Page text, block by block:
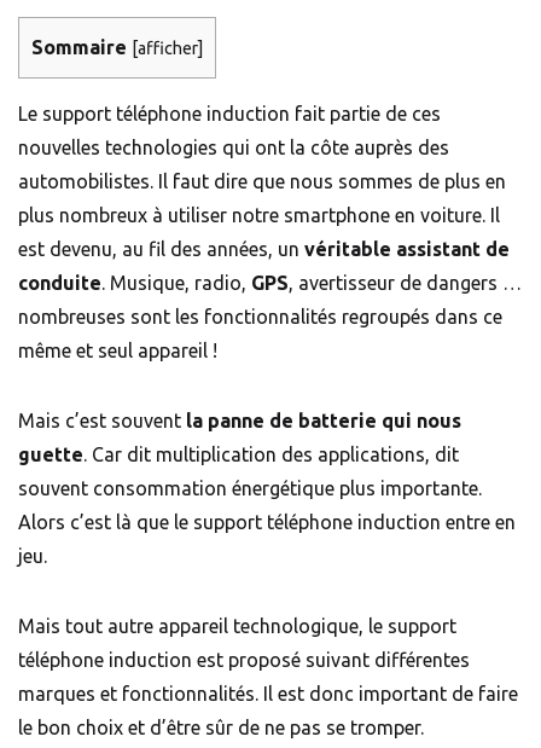
Sommaire [afficher]
Le support téléphone induction fait partie de ces
nouvelles technologies qui ont la côte auprès des
automobilistes. Il faut dire que nous sommes de plus en
plus nombreux à utiliser notre smartphone en voiture. Il
est devenu, au fil des années, un véritable assistant de
conduite. Musique, radio, GPS, avertisseur de dangers …
nombreuses sont les fonctionnalités regroupés dans ce
même et seul appareil !
Mais c’est souvent la panne de batterie qui nous
guette. Car dit multiplication des applications, dit
souvent consommation énergétique plus importante.
Alors c’est là que le support téléphone induction entre en
jeu.
Mais tout autre appareil technologique, le support
téléphone induction est proposé suivant différentes
marques et fonctionnalités. Il est donc important de faire
le bon choix et d’être sûr de ne pas se tromper.